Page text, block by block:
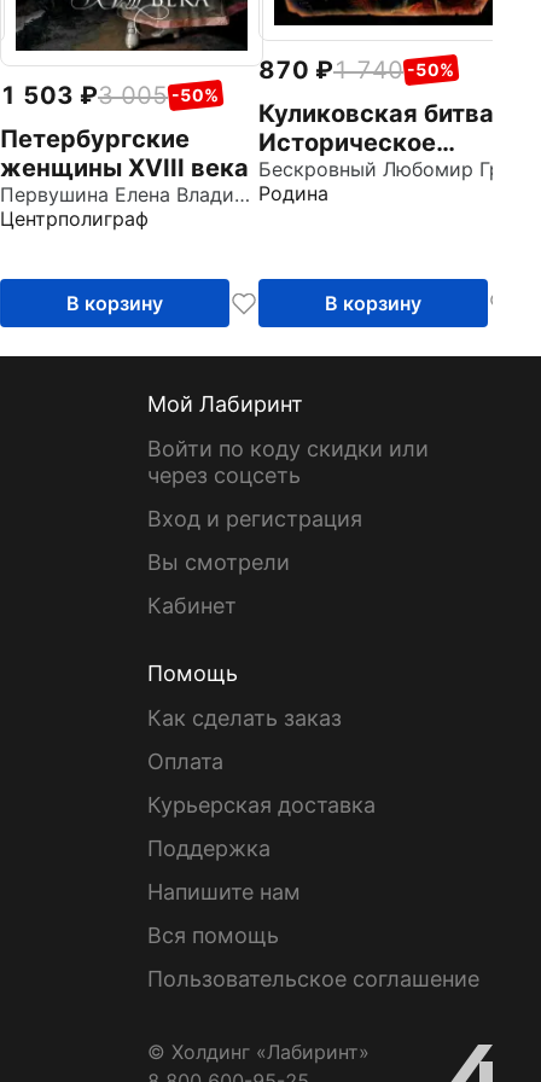
1 503 3 005 -50%
Петербургские
женщины XVIII века
Первушина Елена Владимировна
Центрполиграф
В корзину
870 1 740 -50%
Куликовская битва.
Историческое
исследование
Родина
В корзину
Мой Лабиринт
Войти по коду скидки или
через соцсеть
Вход и регистрация
Вы смотрели
Кабинет
Помощь
Как сделать заказ
Оплата
Курьерская доставка
Поддержка
Напишите нам
Вся помощь
Пользовательское соглашение
© Холдинг «Лабиринт»